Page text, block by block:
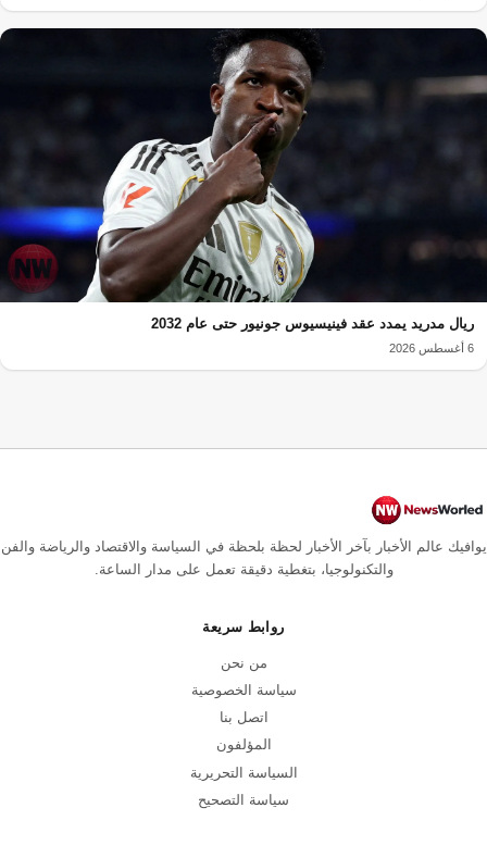
ريال مدريد يمدد عقد فينيسيوس جونيور حتى عام 2032
6 أغسطس 2026
يوافيك عالم الأخبار بآخر الأخبار لحظة بلحظة في السياسة والاقتصاد والرياضة والفن
والتكنولوجيا، بتغطية دقيقة تعمل على مدار الساعة.
روابط سريعة
من نحن
سياسة الخصوصية
اتصل بنا
المؤلفون
السياسة التحريرية
سياسة التصحيح